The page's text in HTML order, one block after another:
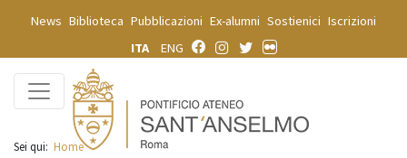
News Biblioteca Pubblicazioni Ex-alumni Sostienici Iscrizioni
ITA
ENG
Sei qui: Home